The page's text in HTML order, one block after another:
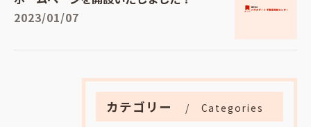
2023/01/07
カテゴリー Categories